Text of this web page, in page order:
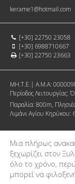
kerame1@hotmail.com
[+30] 22750 23058
[+30] 6988710667
[+30] 22750 23663
MH.T.E.| Α.Μ.Α:
Περίοδος Λειτουργίας:
Παραλία: 800m
Λιμάνι Αγίου Κηρύκου:
Μια πλήρως
ξεχωρίζει στον
όλο το χρόνο,
μπορεί να